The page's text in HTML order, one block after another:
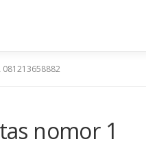
081213658882
nomor 1